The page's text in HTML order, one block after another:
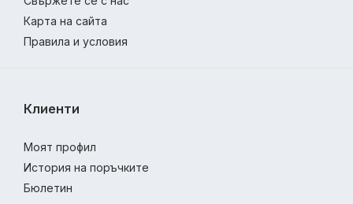
Карта на сайта
Правила и условия
Клиенти
Моят профил
История на поръчките
Бюлетин